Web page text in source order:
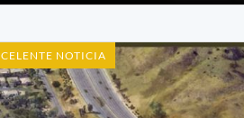
NOTICIA